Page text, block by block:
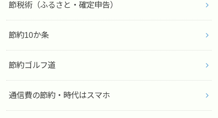
節税術（ふるさと・確定申告）
節約10か条
節約ゴルフ道
通信費の節約・時代はスマホ